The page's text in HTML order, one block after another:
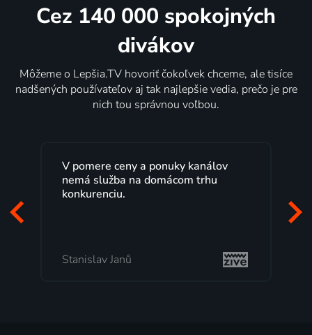
Cez 140 000 spokojných
divákov
Môžeme o Lepšia.TV hovoriť čokoľvek chceme, ale tisíce
nadšených používateľov aj tak najlepšie vedia, prečo je pre
nich tou správnou voľbou.
V pomere ceny a ponuky kanálov
nemá služba na domácom trhu
konkurenciu.
Stanislav Janů